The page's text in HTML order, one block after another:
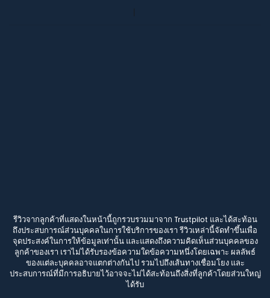
รีวิวจากลูกค้าที่แสดงในหน้านี้ถูกรวบรวมมาจาก Trustpilot และได้สะท้อน
ถึงประสบการณ์ส่วนบุคคลในการใช้บริการของเรา รีวิวเหล่านี้จัดทำขึ้นเพื่อ
จุดประสงค์ในการให้ข้อมูลเท่านั้น และแสดงถึงความคิดเห็นส่วนบุคคลของ
ลูกค้าของเรา เราไม่ได้รับรองข้อความใดข้อความหนึ่งโดยเฉพาะ ผลลัพธ์
ของแต่ละบุคคลอาจแตกต่างกันไป รวมไปถึงเส้นทางเชื่อมโยง และ
ประสบการณ์ที่มีการอธิบายไว้อาจจะไม่ได้สะท้อนถึงสิ่งที่ลูกค้าโดยส่วนใหญ่
ได้รับ